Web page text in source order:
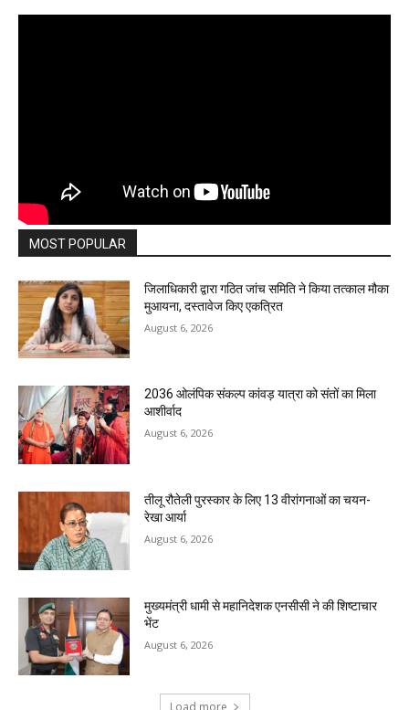
MOST POPULAR
जिलाधिकारी द्वारा गठित जांच समिति ने किया तत्काल मौका
मुआयना, दस्तावेज किए एकत्रित
August 6, 2026
2036 ओलंपिक संकल्प कांवड़ यात्रा को संतों का मिला
आशीर्वाद
August 6, 2026
तीलू रौतेली पुरस्कार के लिए 13 वीरांगनाओं का चयन-
रेखा आर्या
August 6, 2026
मुख्यमंत्री धामी से महानिदेशक एनसीसी ने की शिष्टाचार
भेंट
August 6, 2026